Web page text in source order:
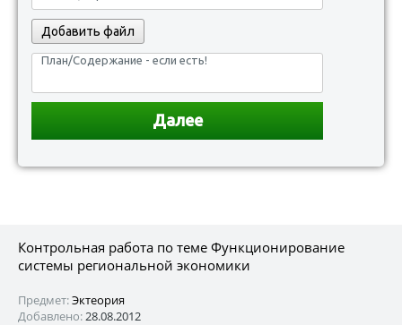
Добавить файл
Контрольная работа по теме Функционирование
системы региональной экономики
Предмет:Эктеория
Добавлено:28.08.2012